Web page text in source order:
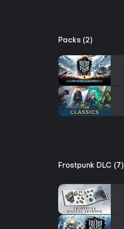
Packs (2)
Frostpunk DLC (7)